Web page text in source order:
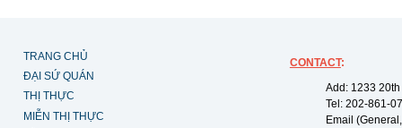
TRANG CHỦ
ĐẠI SỨ QUÁN
THỊ THỰC
MIỄN THỊ THỰC
CONTACT:
Add: 1233
Tel: 202-861-
Email